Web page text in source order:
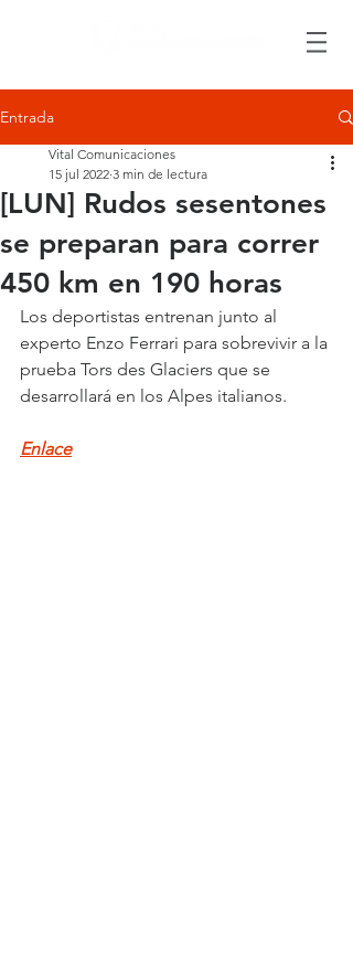
Entrada
[LUN] Rudos sesentones
se preparan para correr
450 km en 190 horas
Vital Comunicaciones
15 jul 2022 3 min de lectura
Los deportistas entrenan junto al
experto Enzo Ferrari para sobrevivir a la
prueba Tors des Glaciers que se
desarrollará en los Alpes italianos.
Enlace